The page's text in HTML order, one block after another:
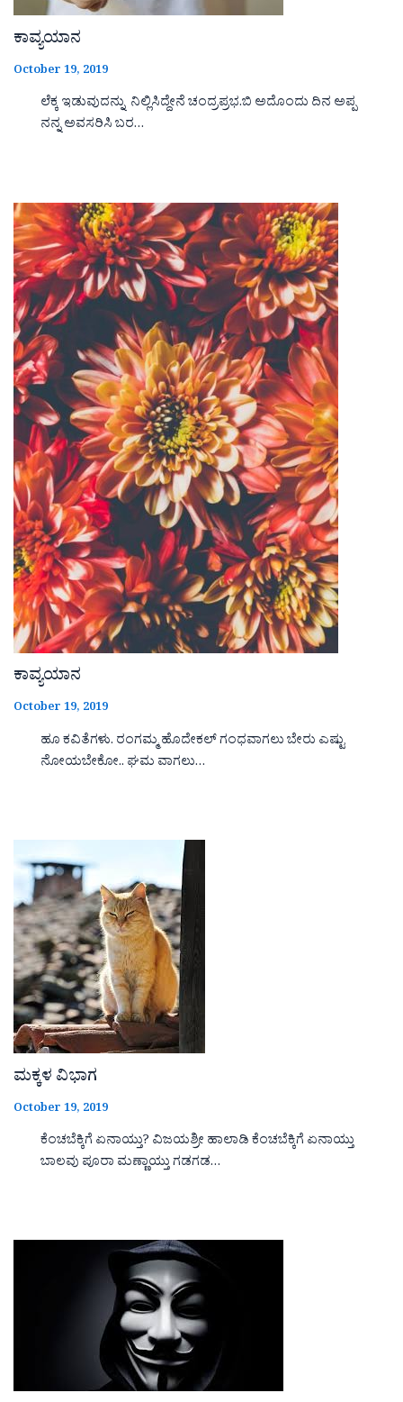
ಕಾವ್ಯಯಾನ
October 19, 2019
ಲೆಕ್ಕ ಇಡುವುದನ್ನು ನಿಲ್ಲಿಸಿದ್ದೇನೆ ಚಂದ್ರಪ್ರಭ.ಬಿ ಅದೊಂದು ದಿನ ಅಪ್ಪ
ನನ್ನ ಅವಸರಿಸಿ ಬರ…
ಕಾವ್ಯಯಾನ
October 19, 2019
ಹೂ ಕವಿತೆಗಳು. ರಂಗಮ್ಮ ಹೊದೇಕಲ್ ಗಂಧವಾಗಲು ಬೇರು ಎಷ್ಟು
ನೋಯಬೇಕೋ.. ಘಮ ವಾಗಲು…
ಮಕ್ಕಳ ವಿಭಾಗ
October 19, 2019
ಕೆಂಚಬೆಕ್ಕಿಗೆ ಏನಾಯ್ತು? ವಿಜಯಶ್ರೀ ಹಾಲಾಡಿ ಕೆಂಚಬೆಕ್ಕಿಗೆ ಏನಾಯ್ತು
ಬಾಲವು ಪೂರಾ ಮಣ್ಣಾಯ್ತು ಗಡಗಡ…